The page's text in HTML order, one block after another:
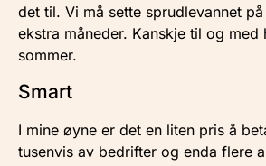
det til. Vi må sette sprudlevannet
ekstra måneder. Kanskje til og med
sommer.
Smart
I mine øyne er det en liten pris å
tusenvis av bedrifter og enda flere